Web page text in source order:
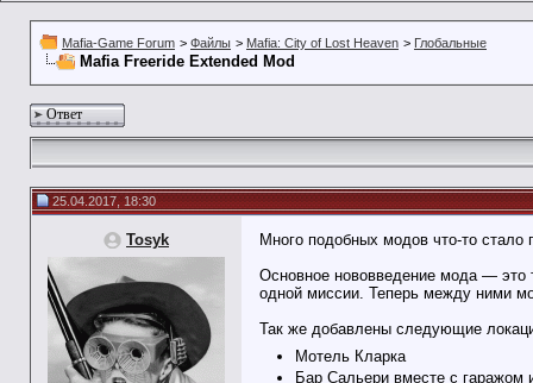
Mafia-Game Forum > Файлы > Mafia: City of Lost Heaven > Глобальные
Mafia Freeride Extended Mod
Ответ
25.04.2017, 18:30
Tosyk
Много подобных модов что-то стало
Основное нововведение мода — это
одной миссии. Теперь между ними
Так же добавлены следующие
Мотель Кларка
Бар Сальери вместе с гаражом